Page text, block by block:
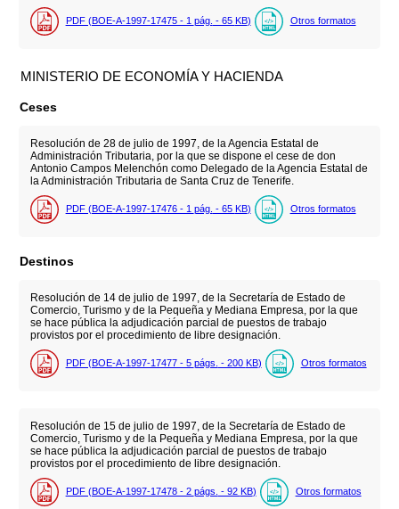
PDF (BOE-A-1997-17475 - 1 pág. - 65 KB) Otros formatos
MINISTERIO DE ECONOMÍA Y HACIENDA
Ceses
Resolución de 28 de julio de 1997, de la Agencia Estatal de
Administración Tributaria, por la que se dispone el cese de don
Antonio Campos Melenchón como Delegado de la Agencia Estatal de
la Administración Tributaria de Santa Cruz de Tenerife.
PDF (BOE-A-1997-17476 - 1 pág. - 65 KB) Otros formatos
Destinos
Resolución de 14 de julio de 1997, de la Secretaría de Estado de
Comercio, Turismo y de la Pequeña y Mediana Empresa, por la que
se hace pública la adjudicación parcial de puestos de trabajo
provistos por el procedimiento de libre designación.
PDF (BOE-A-1997-17477 - 5 págs. - 200 KB) Otros formatos
Resolución de 15 de julio de 1997, de la Secretaría de Estado de
Comercio, Turismo y de la Pequeña y Mediana Empresa, por la que
se hace pública la adjudicación parcial de puestos de trabajo
provistos por el procedimiento de libre designación.
PDF (BOE-A-1997-17478 - 2 págs. - 92 KB) Otros formatos